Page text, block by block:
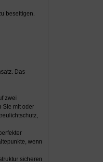
beseitigen.
Das
zwei
Sie mit oder
wenn
sicheren